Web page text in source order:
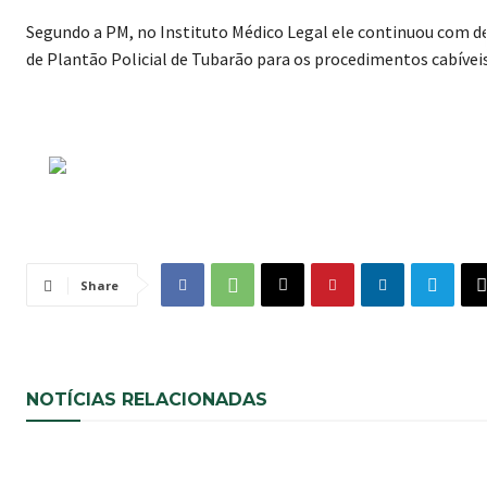
Segundo a PM, no Instituto Médico Legal ele continuou com
de Plantão Policial de Tubarão para os procedimentos
Share
NOTÍCIAS RELACIONADAS